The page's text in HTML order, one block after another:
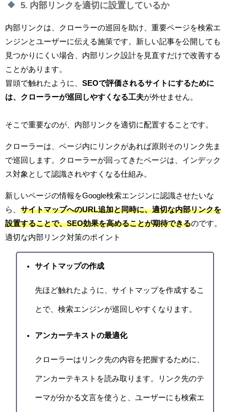
5. 内部リンクを適切に設置しているか
内部リンクは、クローラーの巡回を助け、重要ページを検索エ
ンジンとユーザーに伝える施策です。新しい記事を公開しても
見つかりにくい場合、内部リンク設計を見直すだけで改善する
ことがあります。
冒頭で触れたように、 SEOで評価されるサイトにするために
は、クローラーが巡回しやすくなる工夫が外せません。
そこで重要なのが、内部リンクを適切に配置することです。
クローラーは、ページ内にリンクがあれば原則そのリンク先ま
で巡回します。クローラーが回ってきたページは、インデック
ス対象として認識されやすくなる仕組み。
新しいページの情報をGoogle検索エンジンに認識させたいな
ら、 サイトマップへのURL追加と同時に、適切な内部リンクを
設置することで、SEO効果を高めることが期待できるのです。
適切な内部リンク対策のポイント
サイトマップの作成
先ほど触れたように、サイトマップを作成するこ
とで、検索エンジンが巡回しやすくなります。
アンカーテキストの最適化
クローラーはリンク先の内容を把握するために、
アンカーテキストを読み取ります。リンク先のテ
ーマが分かる文言を使うと、ユーザーにも検索エ